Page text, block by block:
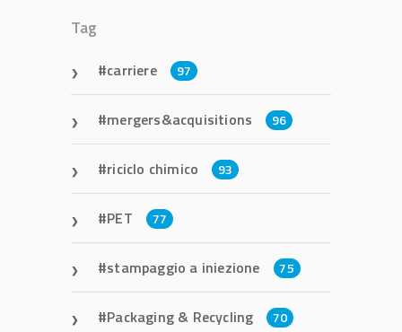
Tag
carriere 97
mergers&acquisitions 96
riciclo chimico 93
PET 77
stampaggio a iniezione 75
Packaging & Recycling 70